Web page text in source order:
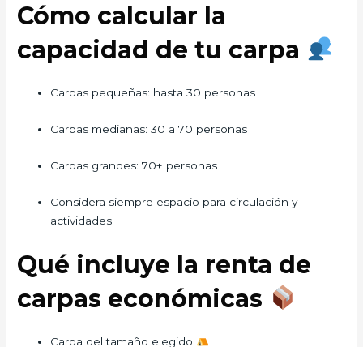
Cómo calcular la
capacidad de tu carpa
Carpas pequeñas: hasta 30 personas
Carpas medianas: 30 a 70 personas
Carpas grandes: 70+ personas
Considera siempre espacio para circulación y
actividades
Qué incluye la renta de
carpas económicas
Carpa del tamaño elegido